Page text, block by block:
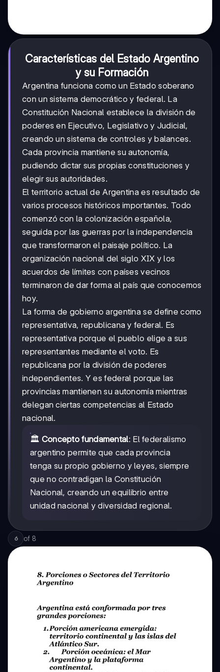
Características del Estado Argentino
y su Formación
Argentina funciona como un Estado soberano
con un sistema democrático y federal. La
Constitución Nacional establece la división de
poderes en Ejecutivo, Legislativo y Judicial,
creando un sistema de controles y balances.
Cada provincia mantiene su autonomía,
pudiendo dictar sus propias constituciones y
elegir sus autoridades.
El territorio actual de Argentina es resultado de
varios procesos históricos importantes. Todo
comenzó con la colonización española,
seguida por las guerras por la independencia
que transformaron el paisaje político. La
organización nacional del siglo XIX y los
acuerdos de límites con países vecinos
terminaron de dar forma al país que conocemos
hoy.
La forma de gobierno argentina se define como
representativa, republicana y federal. Es
representativa porque el pueblo elige a sus
representantes mediante el voto. Es
republicana por la división de poderes
independientes. Y es federal porque las
provincias mantienen su autonomía mientras
delegan ciertas competencias al Estado
nacional.
🏛️ Concepto fundamental: El federalismo
argentino permite que cada provincia
tenga su propio gobierno y leyes, siempre
que no contradigan la Constitución
Nacional, creando un equilibrio entre
unidad nacional y diversidad regional.
6 of 8